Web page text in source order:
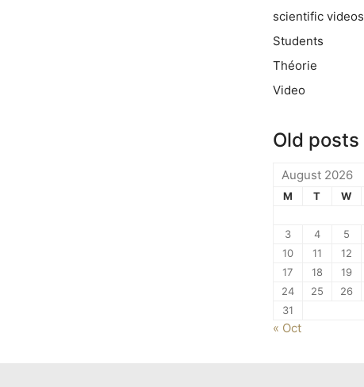
scientific videos
Students
Théorie
Video
Old posts
August 2026
M T W
3
4 5
10
11 12
17
18 19
24
25 26
31
« Oct